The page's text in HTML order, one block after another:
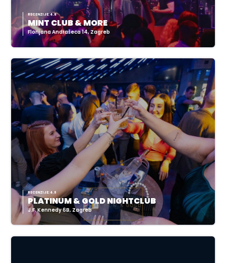
RECENZIJE: 4.8
MINT CLUB & MORE
Florijana Andrašeca 14, Zagreb
RECENZIJE: 4.6
PLATINUM & GOLD NIGHTCLUB
J.F. Kennedy 6B, Zagreb